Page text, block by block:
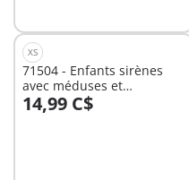
XS
71504 - Enfants sirènes
avec méduses et
coquillages
14,99 C$
Au panier